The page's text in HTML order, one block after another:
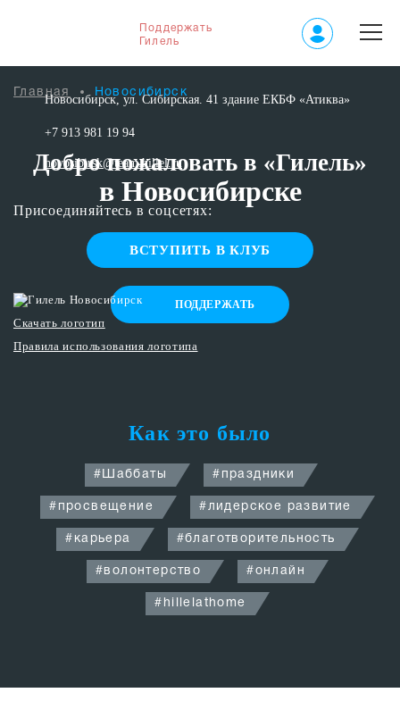
Поддержать
Гилель
Главная Новосибирск
Добро пожаловать в «Гилель»
в Новосибирске
ВСТУПИТЬ В КЛУБ
ПОДДЕРЖАТЬ
Новосибирск, ул. Сибирская. 41 здание ЕКБФ «Атиква»
+7 913 981 19 94
novosibirsk@team.hillel.ru
Присоединяйтесь в соцсетях:
Скачать логотип
Правила использования логотипа
Как это было
# Шаббаты # праздники
# просвещение #лидерское развитие
# карьера #благотворительность
#волонтерство #онлайн
# hillelathome